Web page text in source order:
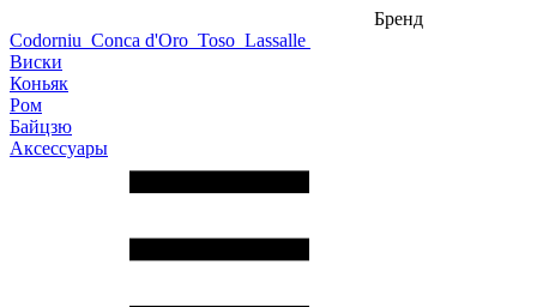
Бренд
Codorniu Conca d'Oro Toso Lassalle
Виски
Коньяк
Ром
Байцзю
Аксессуары